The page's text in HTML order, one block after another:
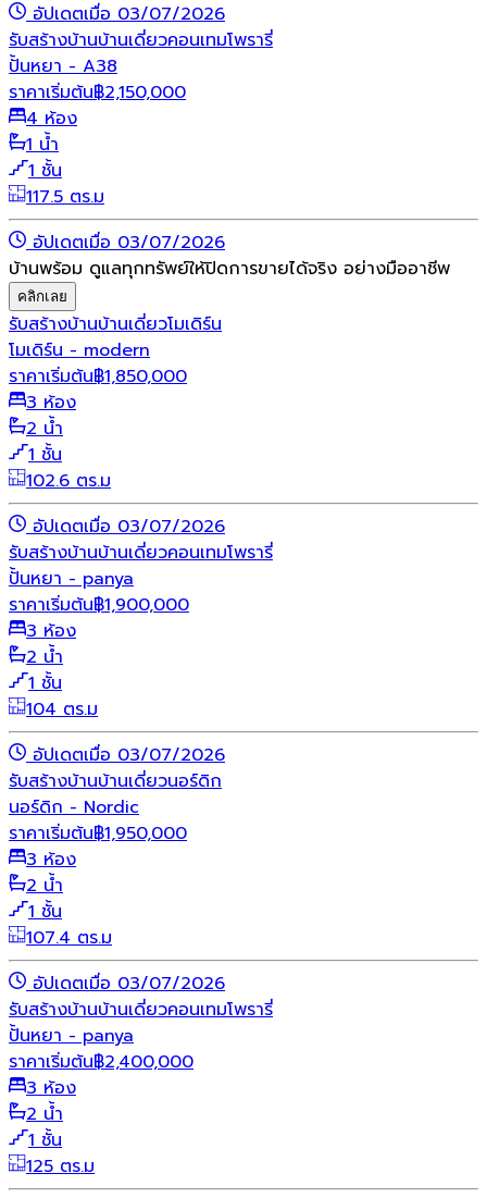
อัปเดตเมื่อ 03/07/2026
รับสร้างบ้านบ้านเดี่ยวคอนเทมโพรารี่
ปั้นหยา - A38
ราคาเริ่มต้น฿2,150,000
4 ห้อง
1 น้ำ
1 ชั้น
117.5 ตร.ม
อัปเดตเมื่อ 03/07/2026
บ้านพร้อม ดูแลทุกทรัพย์ให้ปิดการขายได้จริง อย่างมืออาชีพ
คลิกเลย
รับสร้างบ้านบ้านเดี่ยวโมเดิร์น
โมเดิร์น - modern
ราคาเริ่มต้น฿1,850,000
3 ห้อง
2 น้ำ
1 ชั้น
102.6 ตร.ม
อัปเดตเมื่อ 03/07/2026
รับสร้างบ้านบ้านเดี่ยวคอนเทมโพรารี่
ปั้นหยา - panya
ราคาเริ่มต้น฿1,900,000
3 ห้อง
2 น้ำ
1 ชั้น
104 ตร.ม
อัปเดตเมื่อ 03/07/2026
รับสร้างบ้านบ้านเดี่ยวนอร์ดิก
นอร์ดิก - Nordic
ราคาเริ่มต้น฿1,950,000
3 ห้อง
2 น้ำ
1 ชั้น
107.4 ตร.ม
อัปเดตเมื่อ 03/07/2026
รับสร้างบ้านบ้านเดี่ยวคอนเทมโพรารี่
ปั้นหยา - panya
ราคาเริ่มต้น฿2,400,000
3 ห้อง
2 น้ำ
1 ชั้น
125 ตร.ม